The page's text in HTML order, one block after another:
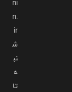
ni
n.
ir
ش
نب
ه
تا